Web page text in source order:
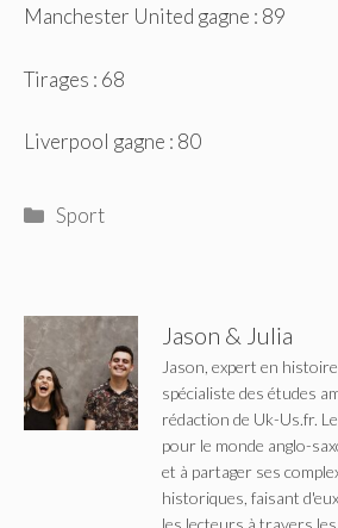
Manchester United gagne : 89
Tirages : 68
Liverpool gagne : 80
Catégories
Sport
Jason & Julia
Jason, expert en
spécialiste des études
rédaction de Uk-Us.fr.
pour le monde anglo-
et à partager ses
historiques, faisant